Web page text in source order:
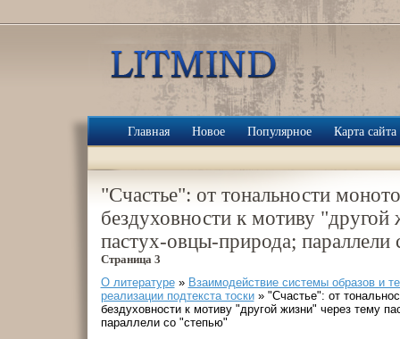
Главная Новое Популярное Карта сайта
"Счастье": от тональности
бездуховности к мотиву "другой
пастух-овцы-природа; параллeли
Страница 3
О литературе» Взаимодействие системы образов и
реализации подтекста тоски» "Счастье": от
бездуховности к мотиву "другой жизни" через тему
параллeли со "степью"